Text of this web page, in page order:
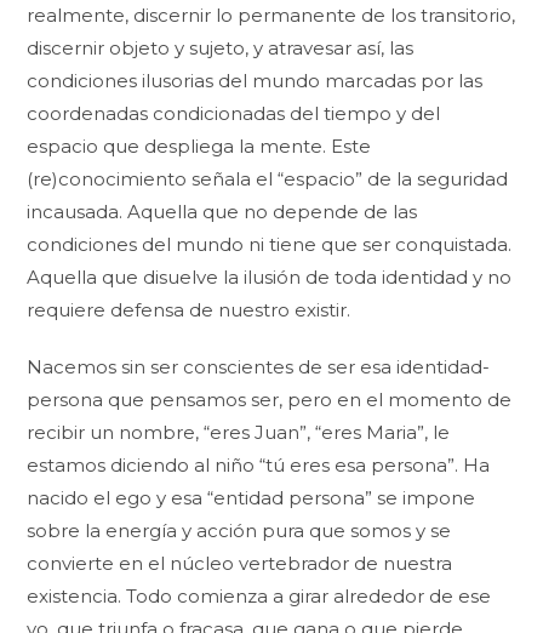
realmente, discernir lo permanente de los transitorio,
discernir objeto y sujeto, y atravesar así, las
condiciones ilusorias del mundo marcadas por las
coordenadas condicionadas del tiempo y del
espacio que despliega la mente. Este
(re)conocimiento señala el “espacio” de la seguridad
incausada. Aquella que no depende de las
condiciones del mundo ni tiene que ser conquistada.
Aquella que disuelve la ilusión de toda identidad y no
requiere defensa de nuestro existir.
Nacemos sin ser conscientes de ser esa identidad-
persona que pensamos ser, pero en el momento de
recibir un nombre, “eres Juan”, “eres Maria”, le
estamos diciendo al niño “tú eres esa persona”. Ha
nacido el ego y esa “entidad persona” se impone
sobre la energía y acción pura que somos y se
convierte en el núcleo vertebrador de nuestra
existencia. Todo comienza a girar alrededor de ese